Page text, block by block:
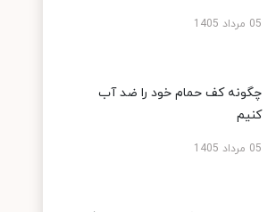
05 مرداد 1405
چگونه کف حمام خود را ضد آب
کنیم
05 مرداد 1405